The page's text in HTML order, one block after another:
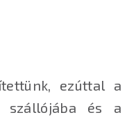
ezúttal a
és a